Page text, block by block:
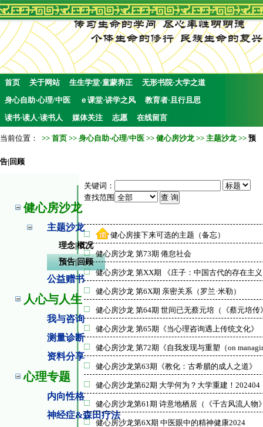
首页 关于网站 生生学堂·童蒙养正
无形书院·大学之道
身心自助·心理/中医
ｅ课堂·讲学之风
教育者·且行且思
读书·读人·读书人
媒体关注 志愿 在线留言
当前位置： >> 首页 >> 身心自助·心理/中医 >> 健心房沙龙>> 主题沙龙>> 预
告|回顾
健心房沙龙
主题沙龙
理念|概况
预告|回顾
公益赠书
人心与人生
我与咨询
测量诊断
资料分享
心理专题
内向性格
神经症&森田疗法
关键词：
查找范围
健心房接下来可选的主题（备忘）
健心房沙龙 第73期 倦怠社会
健心房沙龙 第XX期 《庄子：中国古代的存在主
健心房沙龙 第6X期 亲密关系（罗兰·米勒）
健心房沙龙 第64期 世间已无蔡元培（《蔡元培传
健心房沙龙 第65期《当心理咨询遇上传统文化》
健心房沙龙 第72期《自我发现与重塑（on
健心房沙龙第63期《教化：古希腊的成人之道》
健心房沙龙第62期 大学何为？大学重建！202404
健心房沙龙第61期 诗意地栖居（《千古风流人物
健心房沙龙第6X期 中医眼中的精神健康2024